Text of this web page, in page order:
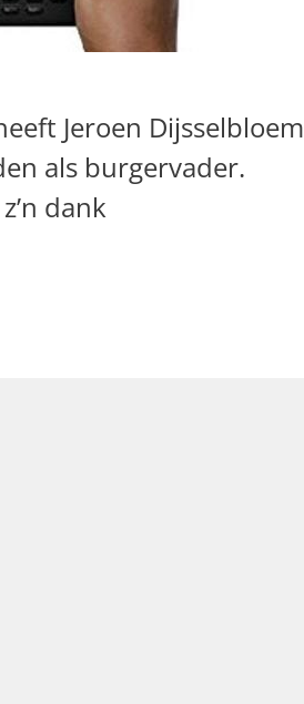
Jeroen Dijsselbloem
als burgervader.
dank